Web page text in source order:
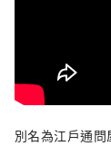
別名為江戶通問